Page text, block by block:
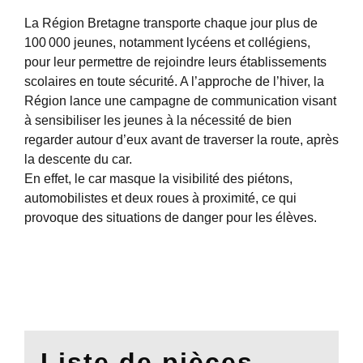
La Région Bretagne transporte chaque jour plus de
100 000 jeunes, notamment lycéens et collégiens,
pour leur permettre de rejoindre leurs établissements
scolaires en toute sécurité. A l’approche de l’hiver, la
Région lance une campagne de communication visant
à sensibiliser les jeunes à la nécessité de bien
regarder autour d’eux avant de traverser la route, après
la descente du car.
En effet, le car masque la visibilité des piétons,
automobilistes et deux roues à proximité, ce qui
provoque des situations de danger pour les élèves.